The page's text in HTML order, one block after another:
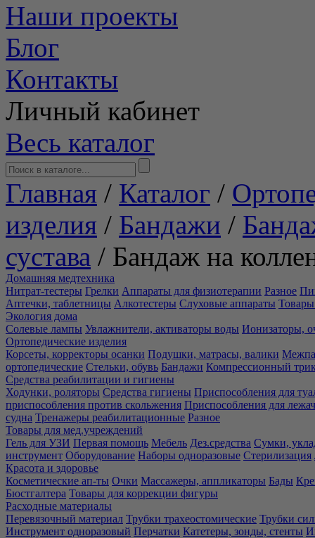
Наши проекты
Блог
Контакты
Личный кабинет
Весь каталог
Главная / Каталог /
изделия / Бандажи /
сустава / Бандаж на
Домашняя медтехника
Нитрат-тестеры Грелки Аппараты для физиотерапии Разное
Аптечки, таблетницы Алкотестеры Слуховые аппараты Товары
Экология дома
Солевые лампы Увлажнители, активаторы воды Ионизаторы,
Ортопедические изделия
Корсеты, корректоры осанки Подушки, матрасы, валики
ортопедические Стельки, обувь Бандажи Компрессионный
Средства реабилитации и гигиены
Ходунки, роляторы Средства гигиены Приспособления для
приспособления против скольжения Приспособления для
судна Тренажеры реабилитационные Разное
Товары для мед.учреждений
Гель для УЗИ Первая помощь Мебель Дез.средства Сумки,
инструмент Оборудование Наборы одноразовые Стерилизация
Красота и здоровье
Косметические ап-ты Очки Массажеры, аппликаторы Бады
Бюстгалтера Товары для коррекции фигуры
Расходные материалы
Перевязочный материал Трубки трахеостомические Трубки
Инструмент одноразовый Перчатки Катетеры, зонды, стенты